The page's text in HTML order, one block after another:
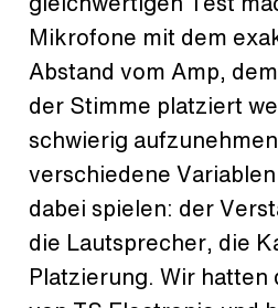
Mikrofone mit dem
Abstand vom Amp,
der Stimme platziert
schwierig
verschiedene
dabei spielen: der
die Lautsprecher, die
Platzierung. Wir hatten